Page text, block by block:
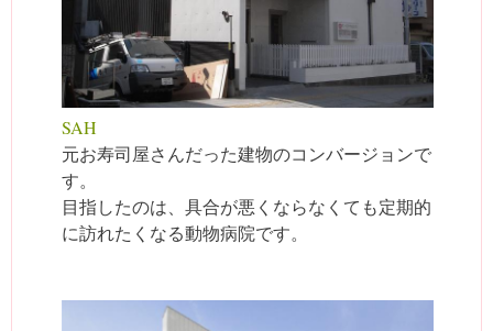
SAH
元お寿司屋さんだった建物のコンバージョンで
す。
目指したのは、具合が悪くならなくても定期的
に訪れたくなる動物病院です。